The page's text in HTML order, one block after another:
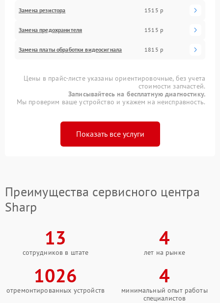
Замена резистора 1515 р
Замена предохранителя 1515 р
Замена платы обработки видеосигнала 1815 р
Цены в прайс-листе указаны ориентировочные, без учета
стоимости запчастей.
Записывайтесь на бесплатную диагностику.
Мы проверим ваше устройство и укажем на неисправность.
Показать все услуги
Преимущества сервисного центра
Sharp
13
сотрудников в штате
4
лет на рынке
1026
отремонтированных устройств
4
минимальный опыт работы
специалистов